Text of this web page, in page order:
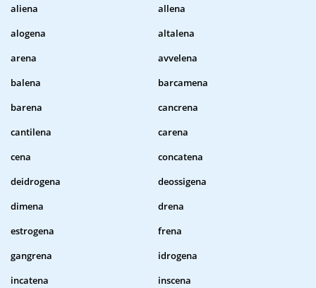
aliena
allena
alogena
altalena
arena
avvelena
balena
barcamena
barena
cancrena
cantilena
carena
cena
concatena
deidrogena
deossigena
dimena
drena
estrogena
frena
gangrena
idrogena
incatena
inscena